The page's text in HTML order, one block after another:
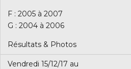
F : 2005 à 2007
G : 2004 à 2006
Résultats & Photos
Vendredi 15/12/17 au